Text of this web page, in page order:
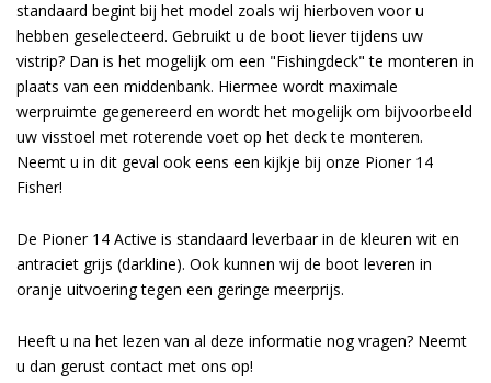
standaard begint bij het model zoals wij hierboven voor u
hebben geselecteerd. Gebruikt u de boot liever tijdens uw
vistrip? Dan is het mogelijk om een "Fishingdeck" te monteren in
plaats van een middenbank. Hiermee wordt maximale
werpruimte gegenereerd en wordt het mogelijk om bijvoorbeeld
uw visstoel met roterende voet op het deck te monteren.
Neemt u in dit geval ook eens een kijkje bij onze Pioner 14
Fisher!
De Pioner 14 Active is standaard leverbaar in de kleuren wit en
antraciet grijs (darkline). Ook kunnen wij de boot leveren in
oranje uitvoering tegen een geringe meerprijs.
Heeft u na het lezen van al deze informatie nog vragen? Neemt
u dan gerust contact met ons op!